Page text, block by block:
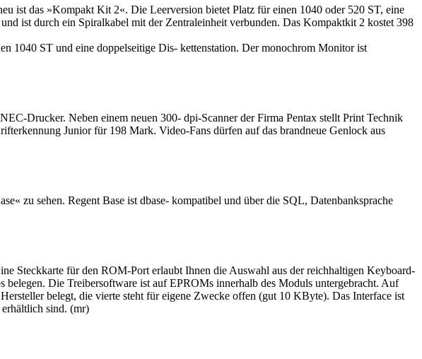
ist das »Kompakt Kit 2«. Die Leerversion bietet Platz für einen 1040 oder 520 ST, eine
ist durch ein Spiralkabel mit der Zentraleinheit verbunden. Das Kompaktkit 2 kostet 398
1040 ST und eine doppelseitige Dis- kettenstation. Der monochrom Monitor ist
Drucker. Neben einem neuen 300- dpi-Scanner der Firma Pentax stellt Print Technik
Junior für 198 Mark. Video-Fans dürfen auf das brandneue Genlock aus
zu sehen. Regent Base ist dbase- kompatibel und über die SQL, Datenbanksprache
Steckkarte für den ROM-Port erlaubt Ihnen die Auswahl aus der reichhaltigen Keyboard-
belegen. Die Treibersoftware ist auf EPROMs innerhalb des Moduls untergebracht. Auf
belegt, die vierte steht für eigene Zwecke offen (gut 10 KByte). Das Interface ist
sind. (mr)